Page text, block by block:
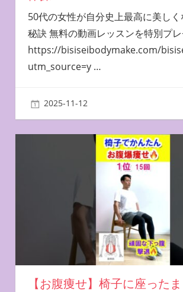
50代の女性が自分史上最高に美し
秘訣 無料の動画レッスンを特別プレ
https://bisiseibodymake.com/
utm_source=y …
2025-11-12
【お腹痩せ】椅子に座った